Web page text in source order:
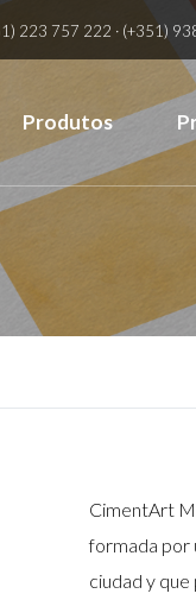
223 757 222 · (+351)
Produtos
CimentArt
formada por
ciudad y